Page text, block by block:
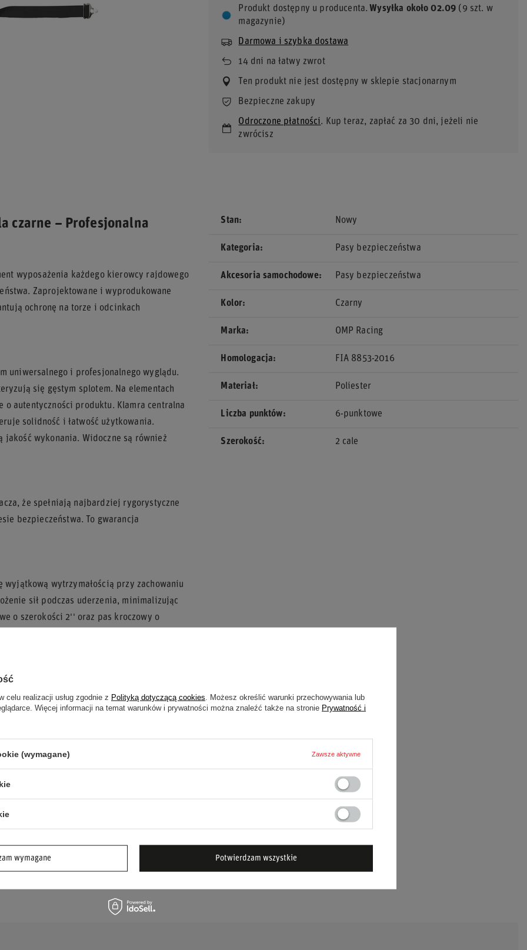
Produkt dostępny u producenta Wysyłka około 02.09 (9 szt. w
magazynie)
Darmowa i szybka dostawa
14dni na łatwy zwrot
Ten produkt nie jest dostępny w sklepie stacjonarnym
Bezpieczne zakupy
Odroczone płatności. Kup teraz, zapłać za 30 dni, jeżeli nie
zwrócisz
czarne – Profesjonalna
wyposażenia każdego kierowcy rajdowego
Zaprojektowane i wyprodukowane
ochronę na torze i odcinkach
uniwersalnego i profesjonalnego wyglądu.
się gęstym splotem. Na elementach
o autentyczności produktu. Klamra centralna
solidność i łatwość użytkowania.
jakość wykonania. Widoczne są również
że spełniają najbardziej rygorystyczne
bezpieczeństwa. To gwarancja
wytrzymałością przy zachowaniu
sił podczas uderzenia, minimalizując
o szerokości 2'' oraz pas kroczowy o
co podnosi poziom bezpieczeństwa
montażu bezpośrednio na klatce
i wyścigowych.
HANS i Hybrid.
za kierownicą, wiedząc, że Twoje
Stan Nowy
Kategoria Pasy bezpieczeństwa
Akcesoria samochodowe Pasy bezpieczeństwa
Kolor Czarny
Marka OMP Racing
Homologacja FIA 8853-2016
Materiał Poliester
Liczba punktów 6-punktowe
Szerokość 2 cale
celu realizacji usług zgodnie z Polityką dotyczącą cookies . Możesz określić warunki przechowywania lub
Więcej informacji na temat warunków i prywatności można znaleźć także na stronie Prywatność i
(wymagane) Zawsze aktywne
wymagane Potwierdzam wszystkie